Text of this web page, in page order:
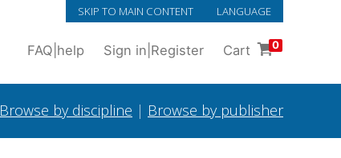
SKIP TO MAIN CONTENT LANGUAGE
FAQ help Sign in Register Cart 0
Browse by discipline | Browse by publisher